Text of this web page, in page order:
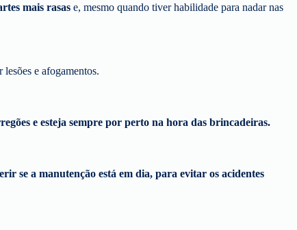
mais rasas e, mesmo quando tiver habilidade para nadar nas
lesões e afogamentos.
e esteja sempre por perto na hora das brincadeiras.
se a manutenção está em dia, para evitar os acidentes